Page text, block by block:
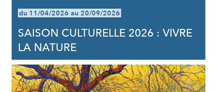
du 11/04/2026 au 20/09/2026
SAISON CULTURELLE 2026 : VIVRE
LA NATURE